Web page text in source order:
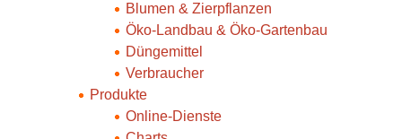
Blumen & Zierpflanzen
Öko-Landbau & Öko-Gartenbau
Düngemittel
Verbraucher
Produkte
Online-Dienste